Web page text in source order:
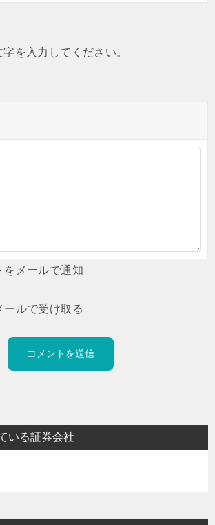
字を入力してください。
をメールで通知
ールで受け取る
いる証券会社